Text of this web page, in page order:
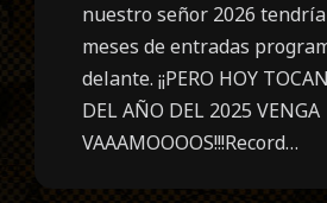
nuestro señor 2026 tendría
meses de entradas
delante. ¡¡PERO HOY
DEL AÑO DEL 2025 VENGA
VAAAMOOOOS!!!Record…